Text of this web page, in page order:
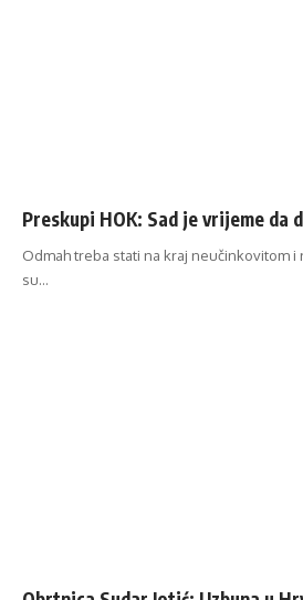
Preskupi HOK: Sad je vrijeme da
Odmah treba stati na kraj neučinkovitom i
su…